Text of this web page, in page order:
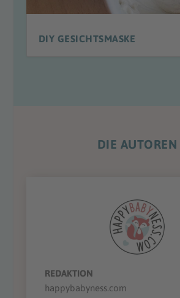
DIY GESICHTSMASKE
DIE AUTOREN
REDAKTION
happybabyness.com